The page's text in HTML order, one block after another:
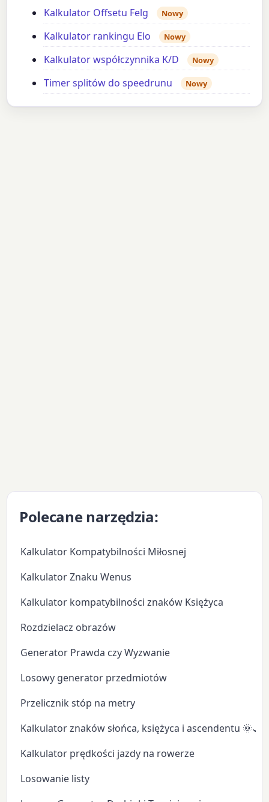
Kalkulator Offsetu Felg Nowy
Kalkulator rankingu Elo Nowy
Kalkulator współczynnika K/D Nowy
Timer splitów do speedrunu Nowy
Polecane narzędzia:
Kalkulator Kompatybilności Miłosnej
Kalkulator Znaku Wenus
Kalkulator kompatybilności znaków Księżyca
Rozdzielacz obrazów
Generator Prawda czy Wyzwanie
Losowy generator przedmiotów
Przelicznik stóp na metry
Kalkulator znaków słońca, księżyca i ascendentu
Kalkulator prędkości jazdy na rowerze
Losowanie listy